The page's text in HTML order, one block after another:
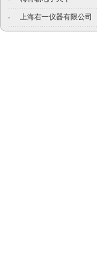
· 上海右一仪器有限公司